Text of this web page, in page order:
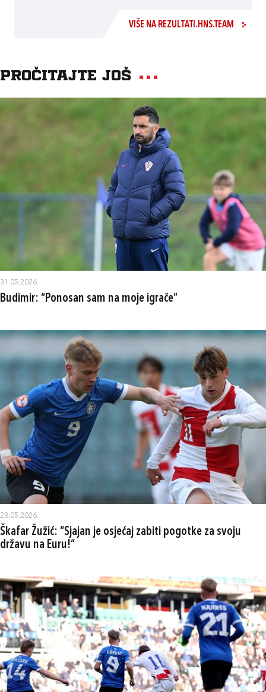
VIŠE NA REZULTATI.HNS.TEAM
Pročitajte još
31.05.2026.
Budimir: “Ponosan sam na moje igrače”
28.05.2026.
Škafar Žužić: “Sjajan je osjećaj zabiti pogotke za svoju
državu na Euru!“